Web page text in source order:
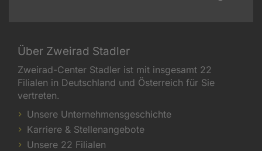
Über Zweirad Stadler
Zweirad-Center Stadler ist mit insgesamt 22
Filialen in Deutschland und Österreich für Sie
vertreten.
Unsere Unternehmensgeschichte
Karriere & Stellenangebote
Unsere 22 Filialen